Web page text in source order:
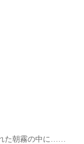
た朝霧の中に……